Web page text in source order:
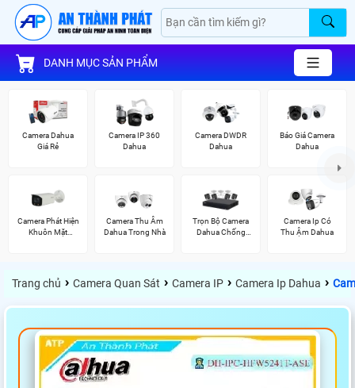
DANH MỤC SẢN PHẨM
Camera Dahua
Giá Rẻ
Camera IP 360
Dahua
Camera DWDR
Dahua
Báo Giá Camera
Dahua
Camera Phát Hiện
Khuôn Mặt
Camera Thu Âm
Dahua Trong Nhà
Trọn Bộ Camera
Dahua Chống
Camera Ip Có
Thu Ậm Dahua
Trang chủ › Camera Quan Sát › Camera IP › Camera Ip Dahua ›